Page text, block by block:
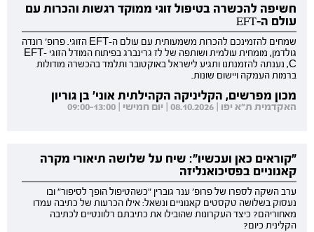
חשיפה להכשרה בטיפול זוגי ממוקד רגשות והכרות עם
עולם ה-EFT
שמחים להזמינכם להכרות משמעותית עם עולם ה-EFT הזוגי. פרופ' רונדה
גולדמן, מומחית עולמית ושותפה של לז גרינברג בפיתוח המודל הזוגי EFT-
C, נענתה להזמנתנו ותגיע לישראל באוקטובר ותלמד בהכשרה מודולות
ברמות העמקה ויישום שונות.
מכון מפרשים, הקליניקה הקהילתית אוני' בן גוריון
האקדמית ת"א יפו | 08.10.2026 | יום חמישי | 09:00-13:00
"קוראים כאן ועכשיו": שיח על שלושה תיאורי מקרה
קאנוניים בפסיכואנליזה
ערב השקה לספרו של פרופ' ענר גוברין "כשהטיפול הופך לסיפור" ובו
נעסוק בשלושה טקסטים קאנוניים ונשאל: אילו הכרעות של כתיבה עמדו
מאחוריהם? כיצד העקרונות שהובילו את כתיבתם רלוונטיים לכתיבה
הקלינית כיום?